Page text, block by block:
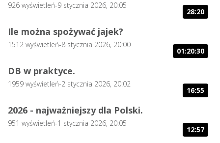
926 wyświetleń-9 stycznia 2026, 20:05
28:20
Ile można spożywać jajek?
1512 wyświetleń-8 stycznia 2026, 20:00
01:20:30
DB w praktyce.
1959 wyświetleń-2 stycznia 2026, 20:02
16:55
2026 - najważniejszy dla Polski.
951 wyświetleń-1 stycznia 2026, 20:05
12:57